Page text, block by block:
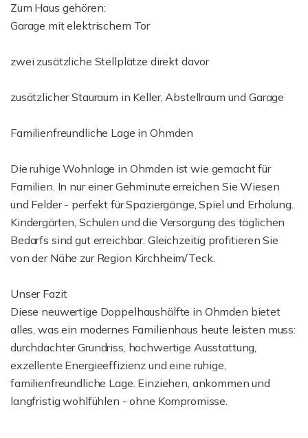
Zum Haus gehören:
Garage mit elektrischem Tor
zwei zusätzliche Stellplätze direkt davor
zusätzlicher Stauraum in Keller, Abstellraum und Garage
Familienfreundliche Lage in Ohmden
Die ruhige Wohnlage in Ohmden ist wie gemacht für
Familien. In nur einer Gehminute erreichen Sie Wiesen
und Felder - perfekt für Spaziergänge, Spiel und Erholung.
Kindergärten, Schulen und die Versorgung des täglichen
Bedarfs sind gut erreichbar. Gleichzeitig profitieren Sie
von der Nähe zur Region Kirchheim/Teck.
Unser Fazit
Diese neuwertige Doppelhaushälfte in Ohmden bietet
alles, was ein modernes Familienhaus heute leisten muss:
durchdachter Grundriss, hochwertige Ausstattung,
exzellente Energieeffizienz und eine ruhige,
familienfreundliche Lage. Einziehen, ankommen und
langfristig wohlfühlen - ohne Kompromisse.